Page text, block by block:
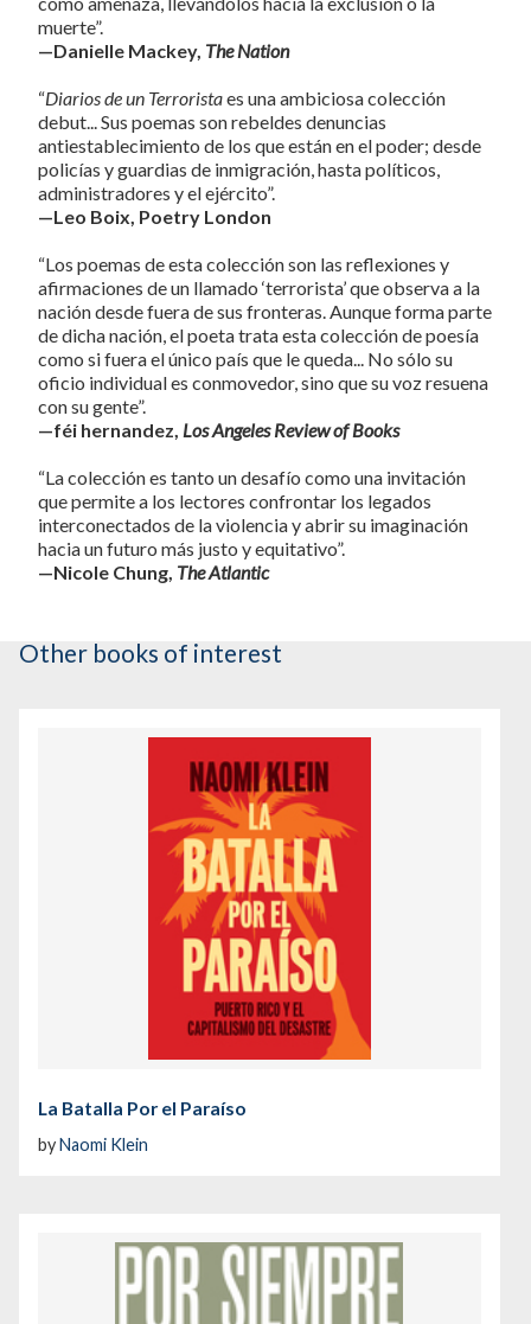
muerte”.
—Danielle Mackey, The Nation
“Diarios de un Terroristaes una ambiciosa colección
debut... Sus poemas son rebeldes denuncias
antiestablecimiento de los que están en el poder; desde
policías y guardias de inmigración, hasta políticos,
administradores y el ejército”.
—Leo Boix, Poetry London
“Los poemas de esta colección son las reflexiones y
afirmaciones de un llamado ‘terrorista’ que observa a la
nación desde fuera de sus fronteras. Aunque forma parte
de dicha nación, el poeta trata esta colección de poesía
como si fuera el único país que le queda... No sólo su
oficio individual es conmovedor, sino que su voz resuena
con su gente”.
—féi hernandez, Los Angeles Review of Books
“La colección es tanto un desafío como una invitación
que permite a los lectores confrontar los legados
interconectados de la violencia y abrir su imaginación
hacia un futuro más justo y equitativo”.
—Nicole Chung, The Atlantic
Other books of interest
La Batalla Por el Paraíso
byNaomi Klein